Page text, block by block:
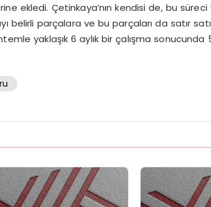
ekledi. Çetinkaya’nın kendisi de, bu
belirli parçalara ve bu parçaları da satır
yaklaşık 6 aylık bir çalışma